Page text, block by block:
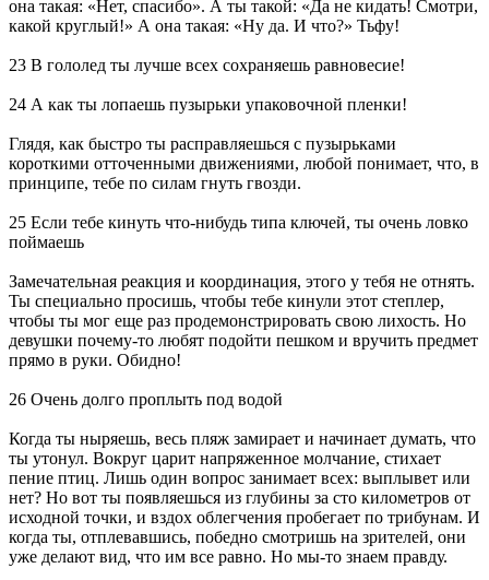
она такая: «Нет, спасибо». А ты такой: «Да не кидать! Смотри,
какой круглый!» А она такая: «Ну да. И что?» Тьфу!
23 В гололед ты лучше всех сохраняешь равновесие!
24 А как ты лопаешь пузырьки упаковочной пленки!
Глядя, как быстро ты расправляешься с пузырьками
короткими отточенными движениями, любой понимает, что, в
принципе, тебе по силам гнуть гвозди.
25 Если тебе кинуть что-нибудь типа ключей, ты очень ловко
поймаешь
Замечательная реакция и координация, этого у тебя не отнять.
Ты специально просишь, чтобы тебе кинули этот степлер,
чтобы ты мог еще раз продемонстрировать свою лихость. Но
девушки почему-то любят подойти пешком и вручить предмет
прямо в руки. Обидно!
26 Очень долго проплыть под водой
Когда ты ныряешь, весь пляж замирает и начинает думать, что
ты утонул. Вокруг царит напряженное молчание, стихает
пение птиц. Лишь один вопрос занимает всех: выплывет или
нет? Но вот ты появляешься из глубины за сто километров от
исходной точки, и вздох облегчения пробегает по трибунам. И
когда ты, отплевавшись, победно смотришь на зрителей, они
уже делают вид, что им все равно. Но мы-то знаем правду.